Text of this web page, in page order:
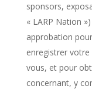
sponsors,
« LARP Nation
approbation
enregistrer
vous, et pour
concernant, y